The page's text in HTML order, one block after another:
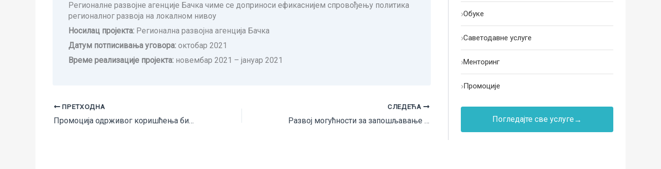
Регионалне развојне агенције Бачка чиме се доприноси ефикаснијем спровођењу политика
регионалног развоја на локалном нивоу
Носилац пројекта: Регионална развојна агенција Бачка
Датум потписивања уговора: октобар 2021
Време реализације пројекта: новембар 2021 – јануар 2021
ПРЕТХОДНА
Промоција одрживог коришћења биоенергије у Западној и Јужној Бачкој
СЛЕДЕЋА
Развој могућности за запошљавање и унапређење запошљивости маргинализованих група у Бачкој – шанса за бољу будућност
›Oбуке
›Саветодавне услуге
›Менторинг
›Промоције
Погледајте све услуге →